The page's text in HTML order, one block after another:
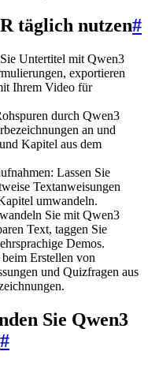
täglich nutzen#
Untertitel mit Qwen3
exportieren
Ihrem Video für
durch Qwen3
an und
Kapitel aus dem
Lassen Sie
Textanweisungen
umwandeln.
Sie mit Qwen3
Text, taggen Sie
Demos.
Erstellen von
und Quizfragen aus
Sie Qwen3
#